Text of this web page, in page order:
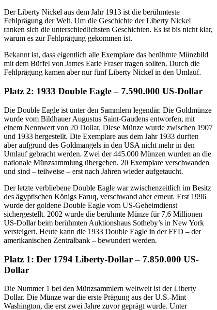
Der Liberty Nickel aus dem Jahr 1913 ist die berühmteste
Fehlprägung der Welt. Um die Geschichte der Liberty Nickel
ranken sich die unterschiedlichsten Geschichten. Es ist bis nicht klar,
warum es zur Fehlprägung gekommen ist.
Bekannt ist, dass eigentlich alle Exemplare das berühmte Münzbild
mit dem Büffel von James Earle Fraser tragen sollten. Durch die
Fehlprägung kamen aber nur fünf Liberty Nickel in den Umlauf.
Platz 2: 1933 Double Eagle – 7.590.000 US-Dollar
Die Double Eagle ist unter den Sammlern legendär. Die Goldmünze
wurde vom Bildhauer Augustus Saint-Gaudens entworfen, mit
einem Nennwert von 20 Dollar. Diese Münze wurde zwischen 1907
und 1933 hergestellt. Die Exemplare aus dem Jahr 1933 durften
aber aufgrund des Goldmangels in den USA nicht mehr in den
Umlauf gebracht werden. Zwei der 445.000 Münzen wurden an die
nationale Münzsammlung übergeben. 20 Exemplare verschwanden
und sind – teilweise – erst nach Jahren wieder aufgetaucht.
Der letzte verbliebene Double Eagle war zwischenzeitlich im Besitz
des ägyptischen Königs Faruq, verschwand aber erneut. Erst 1996
wurde der goldene Double Eagle vom US-Geheimdienst
sichergestellt. 2002 wurde die berühmte Münze für 7,6 Millionen
US-Dollar beim berühmten Auktionshaus Sotheby’s in New York
versteigert. Heute kann die 1933 Double Eagle in der FED – der
amerikanischen Zentralbank – bewundert werden.
Platz 1: Der 1794 Liberty-Dollar – 7.850.000 US-
Dollar
Die Nummer 1 bei den Münzsammlern weltweit ist der Liberty
Dollar. Die Münze war die erste Prägung aus der U.S.-Mint
Washington, die erst zwei Jahre zuvor geprägt wurde. Unter